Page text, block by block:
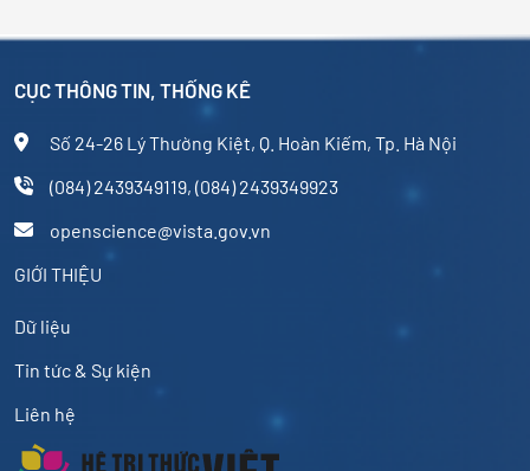
CỤC THÔNG TIN, THỐNG KÊ
Số 24-26 Lý Thường Kiệt, Q. Hoàn Kiếm, Tp. Hà Nội
(084) 2439349119, (084) 2439349923
openscience@vista.gov.vn
GIỚI THIỆU
Dữ liệu
Tin tức & Sự kiện
Liên hệ